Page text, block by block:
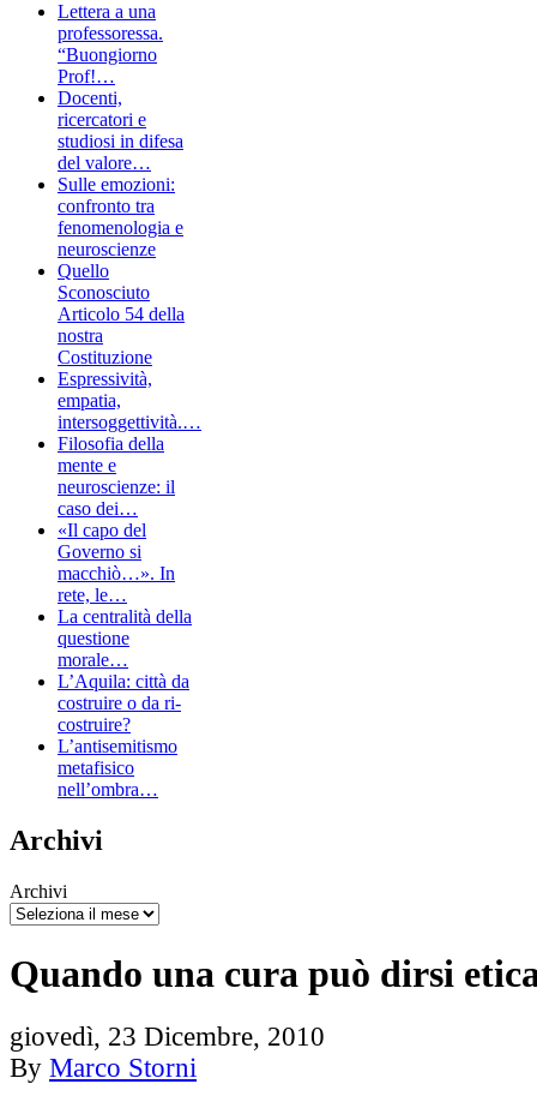
Lettera a una
professoressa.
“Buongiorno
Prof!…
Docenti,
ricercatori e
studiosi in difesa
del valore…
Sulle emozioni:
confronto tra
fenomenologia e
neuroscienze
Quello
Sconosciuto
Articolo 54 della
nostra
Costituzione
Espressività,
empatia,
intersoggettività.…
Filosofia della
mente e
neuroscienze: il
caso dei…
«Il capo del
Governo si
macchiò…». In
rete, le…
La centralità della
questione
morale…
L’Aquila: città da
costruire o da ri-
costruire?
L’antisemitismo
metafisico
nell’ombra…
Archivi
Archivi
Quando una cura può dirsi
giovedì, 23 Dicembre, 2010
By Marco Storni